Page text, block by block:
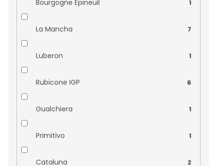
Bourgogne Epineuil 1
La Mancha 7
Luberon 1
Rubicone IGP 6
Gualchiera 1
Primitivo 1
Cataluna 2